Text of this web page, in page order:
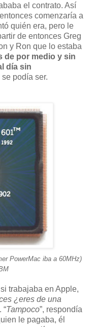
el contrato. Así
comenzaría a
quién era, pero le
de entonces Greg
y Ron que lo estaba
de por medio y sin
día sin
podía ser.
PowerMac iba a 60MHz)
trabajaba en Apple,
¿eres de una
“Tampoco”, respondía
le pagaba, él